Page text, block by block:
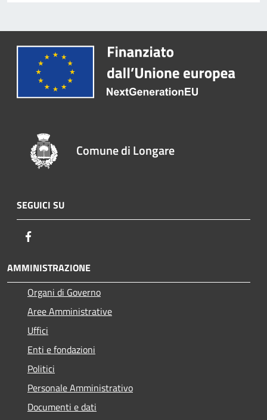
Comune di Longare
SEGUICI SU
AMMINISTRAZIONE
Organi di Governo
Aree Amministrative
Uffici
Enti e fondazioni
Politici
Personale Amministrativo
Documenti e dati